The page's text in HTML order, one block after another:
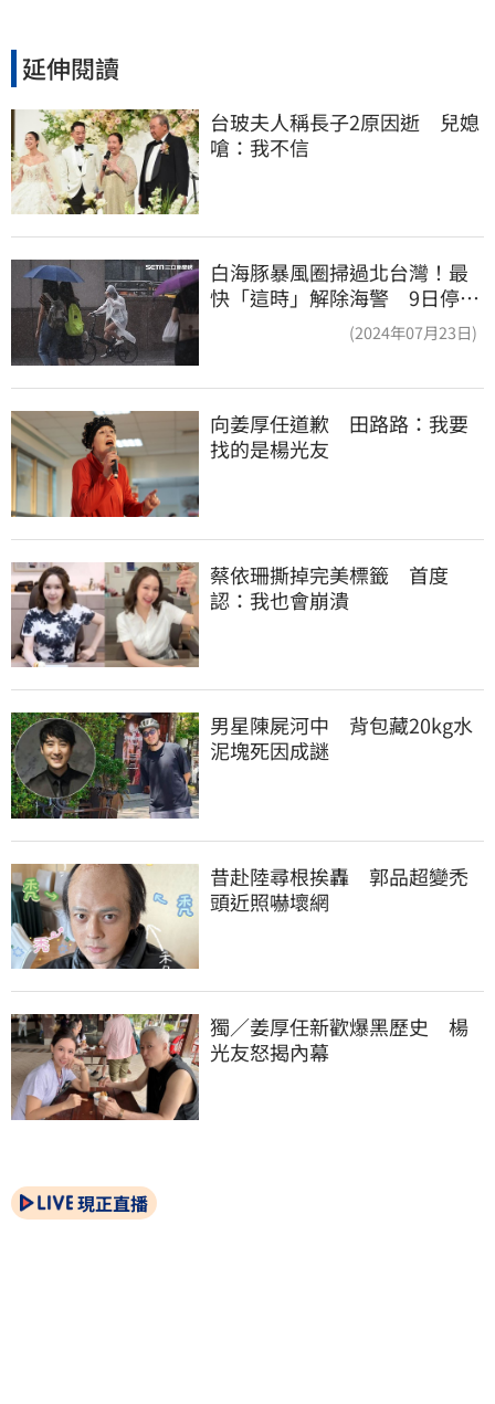
延伸閱讀
台玻夫人稱長子2原因逝　兒媳
嗆：我不信
白海豚暴風圈掃過北台灣！最
快「這時」解除海警 9日停班
(2024年07月23日)
向姜厚任道歉　田路路：我要
找的是楊光友
蔡依珊撕掉完美標籤　首度
認：我也會崩潰
男星陳屍河中　背包藏20kg水
泥塊死因成謎
昔赴陸尋根挨轟　郭品超變禿
頭近照嚇壞網
獨／姜厚任新歡爆黑歷史　楊
光友怒揭內幕
現正直播